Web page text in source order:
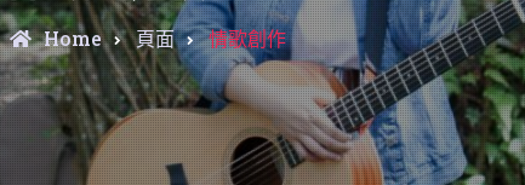
Home 頁面 情歌創作